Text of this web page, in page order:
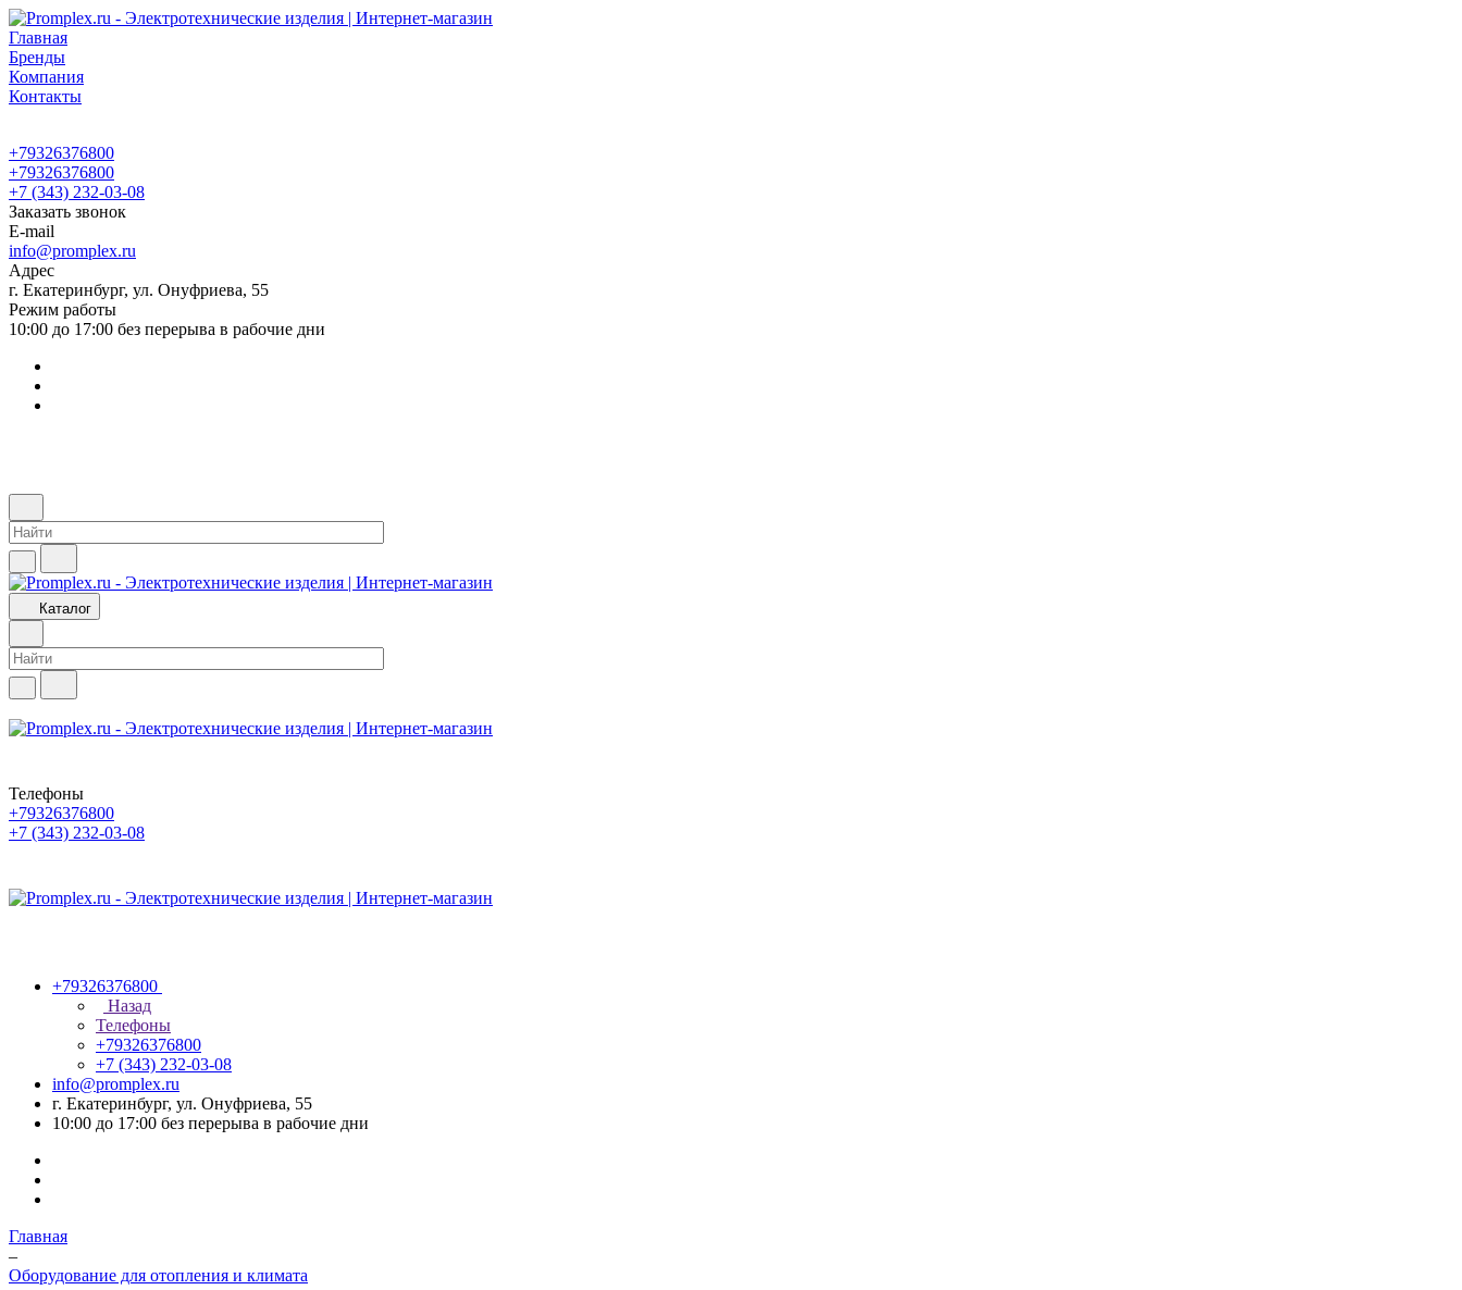
Главная
Бренды
Компания
Контакты
+79326376800
+79326376800
+7 (343) 232-03-08
Заказать звонок
E-mail
info@promplex.ru
Адрес
г. Екатеринбург, ул. Онуфриева, 55
Режим работы
10:00 до 17:00 без перерыва в рабочие дни
Каталог
Телефоны
+79326376800
+7 (343) 232-03-08
+79326376800
Назад
Телефоны
+79326376800
+7 (343) 232-03-08
info@promplex.ru
г. Екатеринбург, ул. Онуфриева, 55
10:00 до 17:00 без перерыва в рабочие дни
Главная
–
Оборудование для отопления и климата